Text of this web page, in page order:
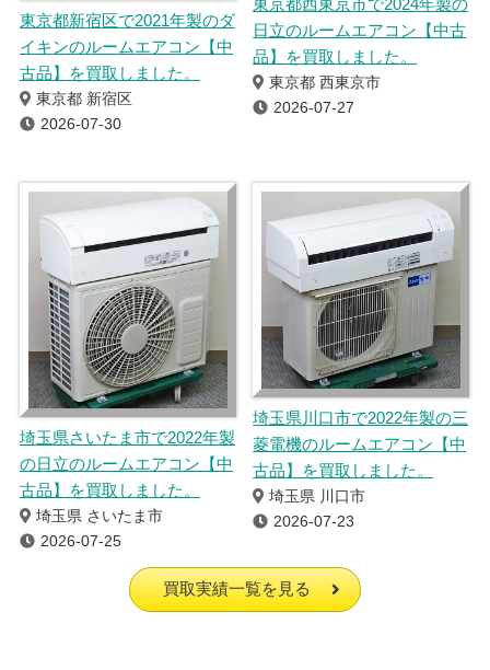
東京都新宿区で2021年製のダ
イキンのルームエアコン【中
古品】を買取しました。
東京都 新宿区
2026-07-30
日立のルームエアコン【中古
品】を買取しました。
東京都 西東京市
2026-07-27
埼玉県さいたま市で2022年製
の日立のルームエアコン【中
古品】を買取しました。
埼玉県 さいたま市
2026-07-25
埼玉県川口市で2022年製の三
菱電機のルームエアコン【中
古品】を買取しました。
埼玉県 川口市
2026-07-23
買取実績一覧を見る